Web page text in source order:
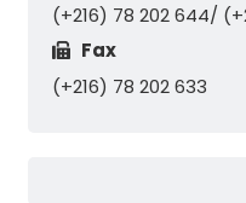
(+216) 78 202 644/
Fax
(+216) 78 202 633